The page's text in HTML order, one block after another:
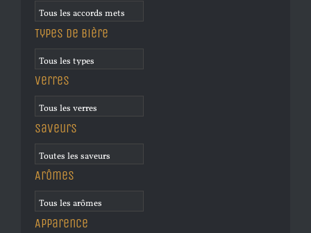
Types de bière
Verres
Saveurs
Arômes
Apparence